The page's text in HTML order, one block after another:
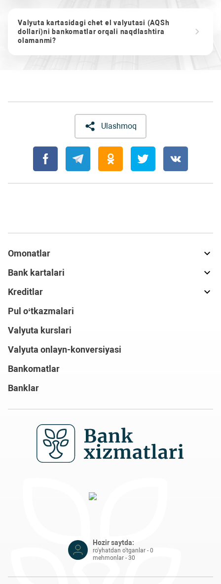
Valyuta kartasidagi chet el valyutasi (AQSh
dollari)ni bankomatlar orqali naqdlashtira
olamanmi?
Ulashmoq
Omonatlar
Bank kartalari
Kreditlar
Pul o‘tkazmalari
Valyuta kurslari
Valyuta onlayn-konversiyasi
Bankomatlar
Banklar
Hozir saytda:
ro'yhatdan o'tganlar - 0
mehmonlar - 30